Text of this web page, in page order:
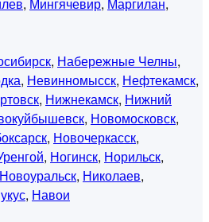
, Набережные Челны,
, Невинномысск, Нефтекамск,
, Нижнекамск, Нижний
, Новомосковск,
, Новочеркасск,
, Ногинск, Норильск,
Новоуральск, Николаев,
, Навои